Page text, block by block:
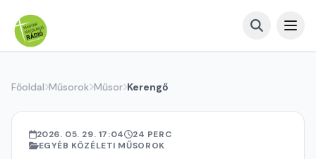
Főoldal Műsorok Műsor Kerengő
2026. 05. 29. 17:04
24 PERC
EGYÉB KÖZÉLETI MŰSOROK